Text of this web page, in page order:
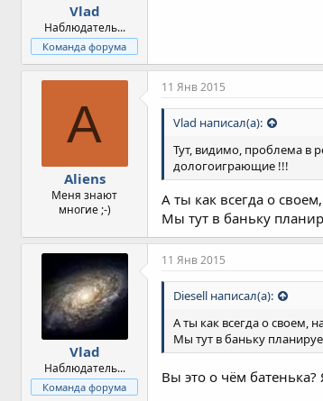
Vlad
Наблюдатель...
Команда форума
A
Aliens
Меня знают
многие ;-)
11 Янв 2015
Vlad написал(а):
Тут, видимо, проблема в
дологоиграющие !!!
А ты как всегда о
Мы тут в баньку
Vlad
Наблюдатель...
Команда форума
11 Янв 2015
Diesell написал(а):
А ты как всегда о своем,
Мы тут в баньку
Вы это о чём